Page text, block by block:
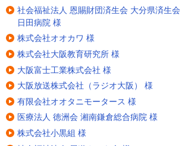
社会福祉法人 恩賜財団済生会 大分県済生会
日田病院 様
株式会社オオカワ 様
株式会社大阪教育研究所 様
大阪富士工業株式会社 様
大阪放送株式会社（ラジオ大阪） 様
有限会社オオタニモータース 様
医療法人 徳洲会 湘南鎌倉総合病院 様
株式会社小黒組 様